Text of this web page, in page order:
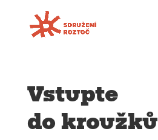
Vstupte
do kroužků